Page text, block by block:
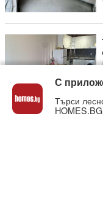
С
Търси